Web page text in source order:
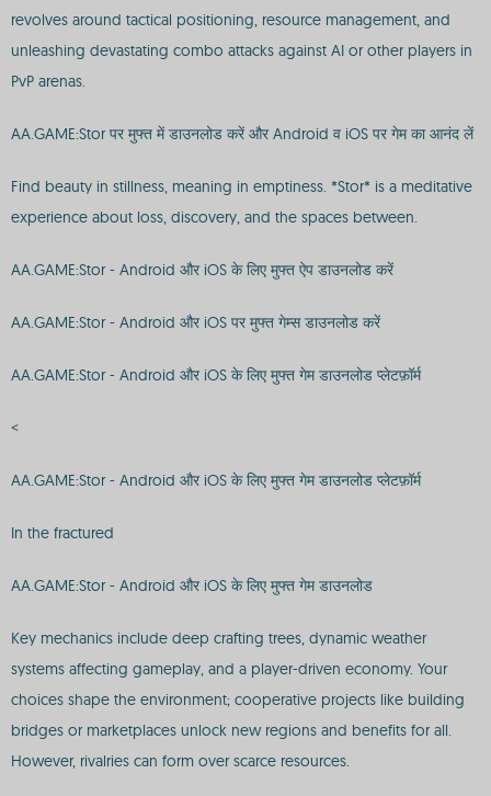
revolves around tactical positioning, resource management, and
unleashing devastating combo attacks against AI or other players in
PvP arenas.
AA.GAME:Stor पर मुफ्त में डाउनलोड करें और Android व iOS पर गेम का आनंद लें
Find beauty in stillness, meaning in emptiness. *Stor* is a meditative
experience about loss, discovery, and the spaces between.
AA.GAME:Stor - Android और iOS के लिए मुफ्त ऐप डाउनलोड करें
AA.GAME:Stor - Android और iOS पर मुफ्त गेम्स डाउनलोड करें
AA.GAME:Stor - Android और iOS के लिए मुफ्त गेम डाउनलोड प्लेटफ़ॉर्म
<
AA.GAME:Stor - Android और iOS के लिए मुफ्त गेम डाउनलोड प्लेटफ़ॉर्म
In the fractured
AA.GAME:Stor - Android और iOS के लिए मुफ्त गेम डाउनलोड
Key mechanics include deep crafting trees, dynamic weather
systems affecting gameplay, and a player-driven economy. Your
choices shape the environment; cooperative projects like building
bridges or marketplaces unlock new regions and benefits for all.
However, rivalries can form over scarce resources.